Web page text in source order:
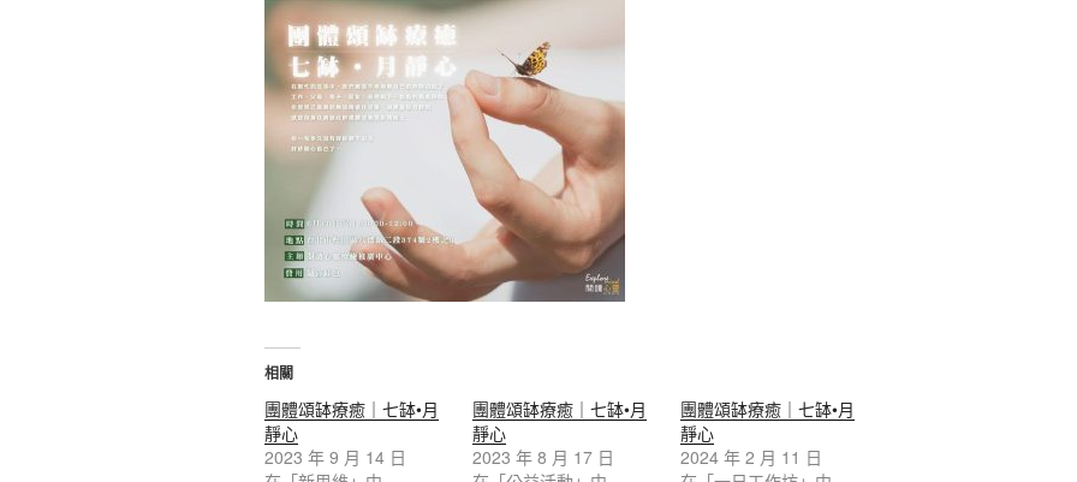
相關
團體頌缽療癒｜七缽•月
靜心
2023 年 9 月 14 日
團體頌缽療癒｜七缽•月
靜心
2023 年 8 月 17 日
團體頌缽療癒｜七缽•月
靜心
2024 年 2 月 11 日